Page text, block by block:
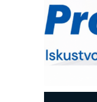
IB
RMQ-
–